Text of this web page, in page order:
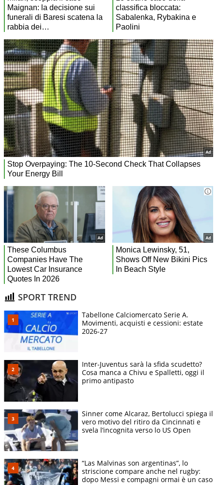
SPORT TREND
Tabellone Calciomercato Serie A.
Movimenti, acquisti e cessioni: estate
2026-27
Inter-Juventus sarà la sfida scudetto?
Cosa manca a Chivu e Spalletti, oggi il
primo antipasto
Sinner come Alcaraz, Bertolucci spiega il
vero motivo del ritiro da Cincinnati e
svela l’incognita verso lo US Open
“Las Malvinas son argentinas”, lo
striscione compare anche nel rugby:
dopo Messi e compagni ormai è un caso